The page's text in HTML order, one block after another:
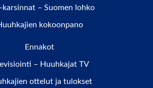
– Suomen lohko
kokoonpano
Ennakot
– Huuhkajat TV
ottelut ja tulokset